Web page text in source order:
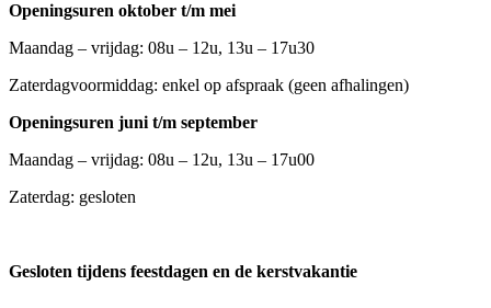
Openingsuren oktober t/m mei
Maandag – vrijdag: 08u – 12u, 13u – 17u30
Zaterdagvoormiddag: enkel op afspraak (geen afhalingen)
Openingsuren juni t/m september
Maandag – vrijdag: 08u – 12u, 13u – 17u00
Zaterdag: gesloten
Gesloten tijdens feestdagen en de kerstvakantie